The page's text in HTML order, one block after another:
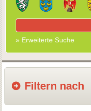
» Erweiterte Suche
Filtern nach